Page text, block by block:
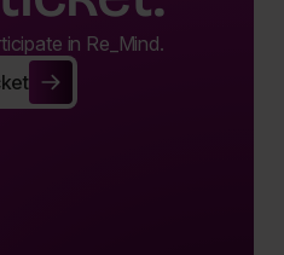
in Re_Mind.